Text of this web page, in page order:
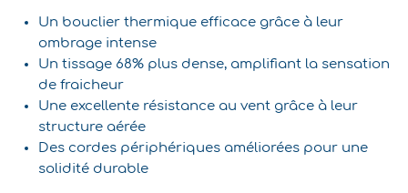
Un bouclier thermique efficace grâce à leur
ombrage intense
Un tissage 68% plus dense, amplifiant la sensation
de fraicheur
Une excellente résistance au vent grâce à leur
structure aérée
Des cordes périphériques améliorées pour une
solidité durable